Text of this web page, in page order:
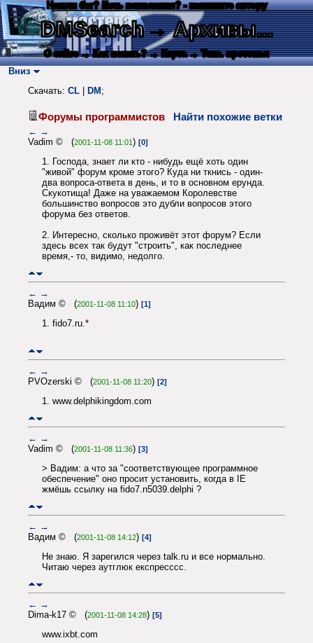
Нашли баг? Есть пожелания? - напишите автору
DMSearch→ Архивы...
О сайте → Как искать? → Карта → Текс. протокол
Вниз
Скачать: CL DM ;
Форумы программистов Найти похожие ветки
← →
Vadim © (2001-11-08 11:01) [0]
1. Господа, знает ли кто - нибудь ещё хоть один
"живой" форум кроме этого? Куда ни ткнись - один-
два вопроса-ответа в день, и то в основном ерунда.
Скукотища! Даже на уважаемом Королевстве
большинство вопросов это дубли вопросов этого
форума без ответов.
2. Интересно, сколько проживёт этот форум? Если
здесь всех так будут "строить", как последнее
время,- то, видимо, недолго.
← →
Вадим © (2001-11-08 11:10) [1]
1. fido7.ru.*
← →
PVOzerski © (2001-11-08 11:20) [2]
1. www.delphikingdom.com
← →
Vadim © (2001-11-08 11:36) [3]
> Вадим: а что за "соответствующее программное
обеспечение" оно просит установить, когда в IE
жмёшь ссылку на fido7.n5039.delphi ?
← →
Вадим © (2001-11-08 14:12) [4]
Не знаю. Я зарегился через talk.ru и все нормально.
Читаю через аутглюк експресссс.
← →
Dima-k17 © (2001-11-08 14:28) [5]
www.ixbt.com